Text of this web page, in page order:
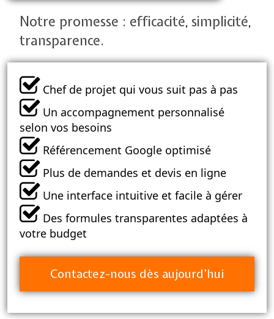
Notre promesse : efficacité, simplicité,
transparence.
Chef de projet qui vous suit pas à pas
Un accompagnement personnalisé
selon vos besoins
Référencement Google optimisé
Plus de demandes et devis en ligne
Une interface intuitive et facile à gérer
Des formules transparentes adaptées à
votre budget
Contactez-nous dès aujourd’hui